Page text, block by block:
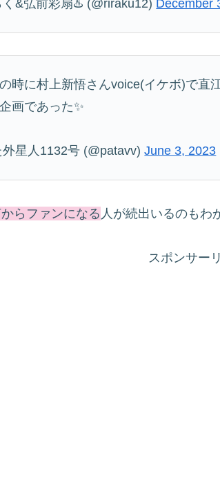
&弘前彩扇♨️ (@riraku12) December
時に村上新悟さんvoice(イケボ)で直
画であった✨
星人1132号 (@patavv)June 3, 2023
らファンになる 人が続出いるのもわ
スポンサー